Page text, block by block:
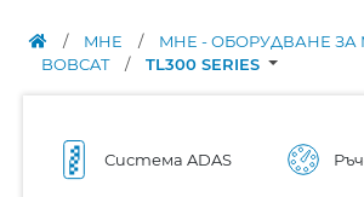
/ MHE / MHE - ОБОРУДВАНЕ
BOBCAT
/ TL300 SERIES
Система ADAS